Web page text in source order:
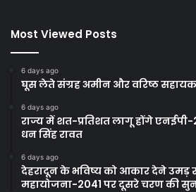
Most Viewed Posts
6 days ago
घूस लेते संग्रह अमीन और वरिष्ठ
6 days ago
राज्य में शत-प्रतिशत लागू होंगे एनईपी-
धन सिंह रावत
6 days ago
देहरादून के भविष्य को आकार देने उमड़
महायोजना-2041 पर दूसरे चरण की